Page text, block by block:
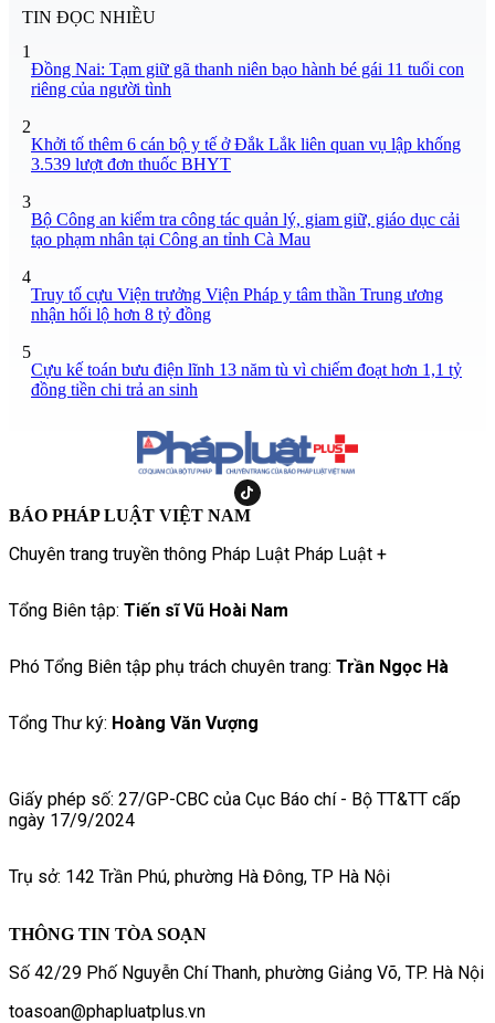
TIN ĐỌC NHIỀU
1
Đồng Nai: Tạm giữ gã thanh niên bạo hành bé gái 11 tuổi con
riêng của người tình
2
Khởi tố thêm 6 cán bộ y tế ở Đắk Lắk liên quan vụ lập khống
3.539 lượt đơn thuốc BHYT
3
Bộ Công an kiểm tra công tác quản lý, giam giữ, giáo dục cải
tạo phạm nhân tại Công an tỉnh Cà Mau
4
Truy tố cựu Viện trưởng Viện Pháp y tâm thần Trung ương
nhận hối lộ hơn 8 tỷ đồng
5
Cựu kế toán bưu điện lĩnh 13 năm tù vì chiếm đoạt hơn 1,1 tỷ
đồng tiền chi trả an sinh
BÁO PHÁP LUẬT VIỆT NAM
Chuyên trang truyền thông Pháp Luật Pháp Luật +
Tổng Biên tập: Tiến sĩ Vũ Hoài Nam
Phó Tổng Biên tập phụ trách chuyên trang: Trần Ngọc Hà
Tổng Thư ký: Hoàng Văn Vượng
Giấy phép số: 27/GP-CBC của Cục Báo chí - Bộ TT&TT cấp
ngày 17/9/2024
Trụ sở: 142 Trần Phú, phường Hà Đông, TP Hà Nội
THÔNG TIN TÒA SOẠN
Số 42/29 Phố Nguyễn Chí Thanh, phường Giảng Võ, TP. Hà Nội
toasoan@phapluatplus.vn